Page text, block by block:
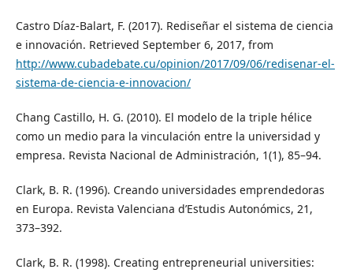
Castro Díaz-Balart, F. (2017). Rediseñar el sistema de ciencia
e innovación. Retrieved September 6, 2017, from
http://www.cubadebate.cu/opinion/2017/09/06/redisenar-el-
sistema-de-ciencia-e-innovacion/
Chang Castillo, H. G. (2010). El modelo de la triple hélice
como un medio para la vinculación entre la universidad y
empresa. Revista Nacional de Administración, 1(1), 85–94.
Clark, B. R. (1996). Creando universidades emprendedoras
en Europa. Revista Valenciana d’Estudis Autonómics, 21,
373–392.
Clark, B. R. (1998). Creating entrepreneurial universities: